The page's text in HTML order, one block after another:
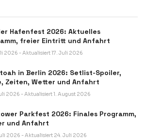
Hafenfest 2026: Aktuelles
freier Eintritt und Anfahrt
2026 - Aktualisiert 17. Juli 2026
in Berlin 2026: Setlist-Spoiler,
Zeiten, Wetter und Anfahrt
2026 - Aktualisiert 1. August 2026
Parkfest 2026: Finales Programm,
und Anfahrt
2026 - Aktualisiert 24. Juli 2026